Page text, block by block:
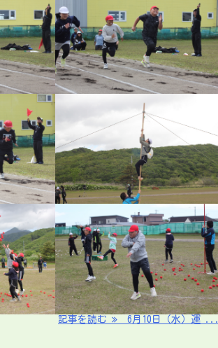
記事を読む 6月10日（水）運 ...